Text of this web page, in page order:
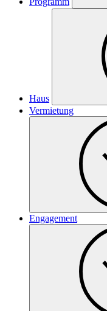
Haus
Vermietung
Engagement